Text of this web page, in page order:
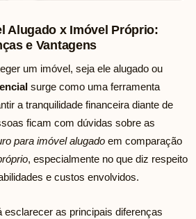
Alugado x Imóvel Próprio:
e Vantagens
um imóvel, seja ele alugado ou
surge como uma ferramenta
a tranquilidade financeira diante de
ficam com dúvidas sobre as
para imóvel alugado em comparação
, especialmente no que diz respeito
e custos envolvidos.
esclarecer as principais diferenças